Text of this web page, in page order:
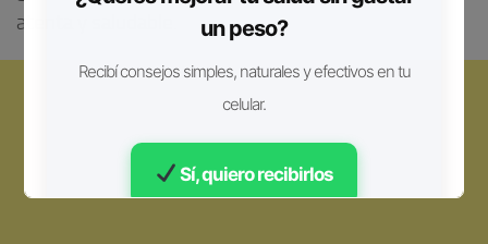
atenta y saludable.
un peso?
Recibí consejos simples, naturales y efectivos en tu
celular.
Sí, quiero recibirlos